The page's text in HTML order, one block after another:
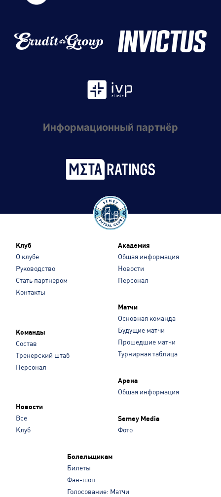
Информационный партнёр
Клуб
О клубе
Руководство
Стать партнером
Контакты
Команды
Состав
Тренерский штаб
Персонал
Новости
Все
Клуб
Академия
Общая информация
Новости
Персонал
Матчи
Основная команда
Будущие матчи
Прошедшие матчи
Турнирная таблица
Арена
Общая информация
Semey Media
Фото
Болельщикам
Билеты
Фан-шоп
Голосование: Матчи